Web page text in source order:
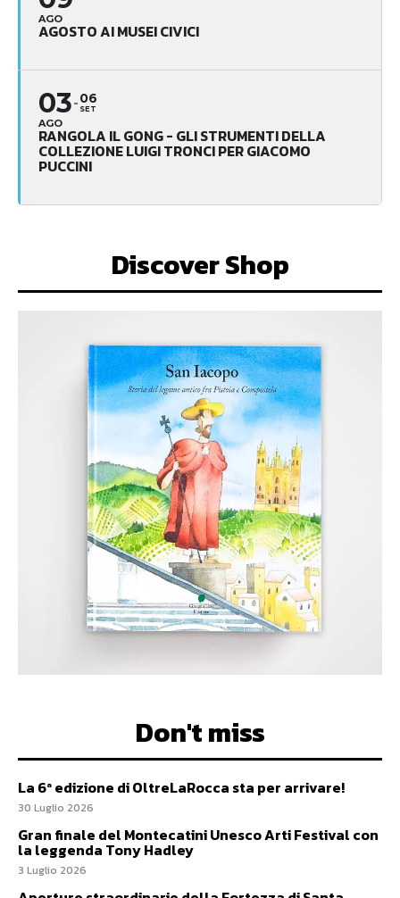
AGO
AGOSTO AI MUSEI CIVICI
03
AGO
06
SET
RANGOLA IL GONG - GLI STRUMENTI DELLA
COLLEZIONE LUIGI TRONCI PER GIACOMO
PUCCINI
Discover Shop
Don't miss
La 6ª edizione di OltreLaRocca sta per arrivare!
30 Luglio 2026
Gran finale del Montecatini Unesco Arti Festival con
la leggenda Tony Hadley
3 Luglio 2026